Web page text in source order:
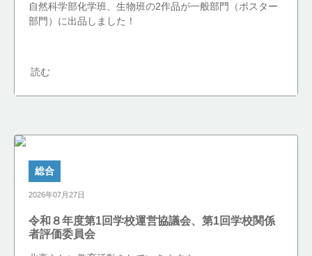
自然科学部化学班、生物班の2作品が一般部門（ポスター
部門）に出品しました！
読む
総合
2026年07月27日
令和８年度第1回学校運営協議会、第1回学校関係
者評価委員会